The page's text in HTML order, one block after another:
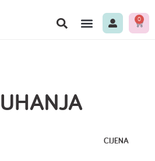
0
CIJENA